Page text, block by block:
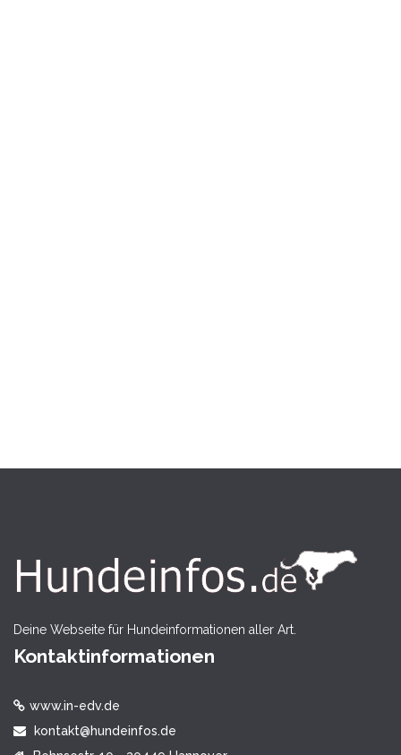
Deine Webseite für Hundeinformationen aller Art.
Kontaktinformationen
www.in-edv.de
kontakt@hundeinfos.de